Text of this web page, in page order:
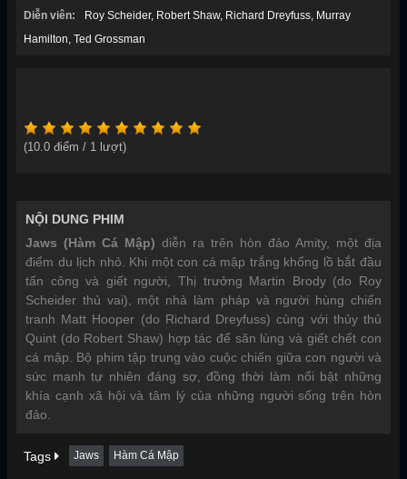
Diễn viên:
Roy Scheider Robert Shaw Richard Dreyfuss Murray
Hamilton Ted Grossman
(10.0 điểm / 1 lượt)
NỘI DUNG PHIM
Jaws (Hàm Cá Mập) diễn ra trên hòn đảo Amity, một địa
điểm du lịch nhỏ. Khi một con cá mập trắng khổng lồ bắt đầu
tấn công và giết người, Thị trưởng Martin Brody (do Roy
Scheider thủ vai), một nhà làm pháp và người hùng chiến
tranh Matt Hooper (do Richard Dreyfuss) cùng với thủy thủ
Quint (do Robert Shaw) hợp tác để săn lùng và giết chết con
cá mập. Bộ phim tập trung vào cuộc chiến giữa con người và
sức mạnh tự nhiên đáng sợ, đồng thời làm nổi bật những
khía cạnh xã hội và tâm lý của những người sống trên hòn
đảo.
Tags Jaws Hàm Cá Mập